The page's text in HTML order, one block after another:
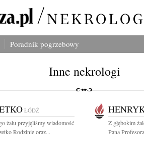
Poradnik pogrzebowy
Inne nekrologi
ŁÓDŹ
żalu przyjęliśmy wiadomość
Rodzinie oraz...
Z głębokim
Pana